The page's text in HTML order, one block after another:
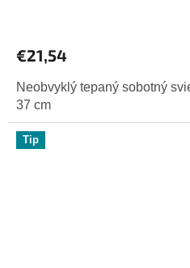
€21,54
Neobvyklý tepaný sobotný
37 cm
Tip